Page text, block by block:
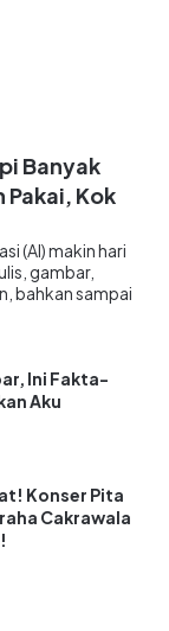
Banyak
Pakai, Kok
(AI) makin hari
gambar,
bahkan sampai
Ini Fakta-
Aku
Konser Pita
Cakrawala